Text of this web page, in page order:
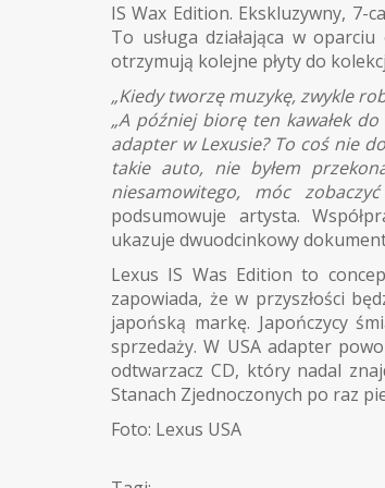
IS Wax Edition. Ekskluzywny,
To usługa działająca w
otrzymują kolejne płyty do
„Kiedy tworzę muzykę, zwykle
„A później biorę ten kawałek
adapter w Lexusie? To coś nie
takie auto, nie byłem
niesamowitego, móc
podsumowuje artysta.
ukazuje dwuodcinkowy
Lexus IS Was Edition to
zapowiada, że w przyszłości
japońską markę. Japończycy
sprzedaży. W USA adapter
odtwarzacz CD, który nadal
Stanach Zjednoczonych po raz
Foto: Lexus USA